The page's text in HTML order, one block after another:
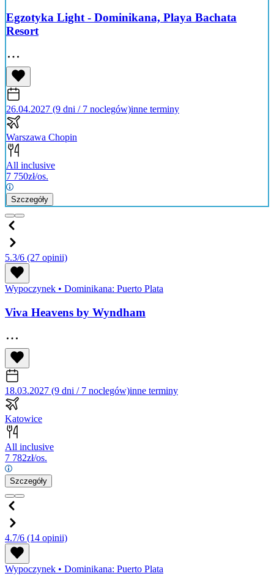
Egzotyka Light - Dominikana, Playa Bachata
Resort
26.04.2027 (9 dni / 7 noclegów)inne terminy
Warszawa Chopin
All inclusive
7 750zł/os.
Szczegóły
5.3/6 (27 opinii)
Wypoczynek • Dominikana: Puerto Plata
Viva Heavens by Wyndham
18.03.2027 (9 dni / 7 noclegów)inne terminy
Katowice
All inclusive
7 782zł/os.
Szczegóły
4.7/6 (14 opinii)
Wypoczynek • Dominikana: Puerto Plata